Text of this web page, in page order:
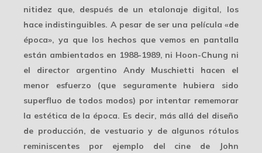
nitidez que, después de un etalonaje digital, los
hace indistinguibles. A pesar de ser una película «de
época», ya que los hechos que vemos en pantalla
están ambientados en 1988-1989, ni Hoon-Chung ni
el director argentino Andy Muschietti hacen el
menor esfuerzo (que seguramente hubiera sido
superfluo de todos modos) por intentar rememorar
la estética de la época. Es decir, más allá del diseño
de producción, de vestuario y de algunos rótulos
reminiscentes por ejemplo del cine de John